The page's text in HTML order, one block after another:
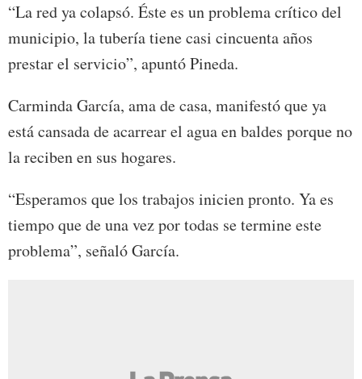
“La red ya colapsó. Éste es un problema crítico del
municipio, la tubería tiene casi cincuenta años
prestar el servicio”, apuntó Pineda.
Carminda García, ama de casa, manifestó que ya
está cansada de acarrear el agua en baldes porque no
la reciben en sus hogares.
“Esperamos que los trabajos inicien pronto. Ya es
tiempo que de una vez por todas se termine este
problema”, señaló García.